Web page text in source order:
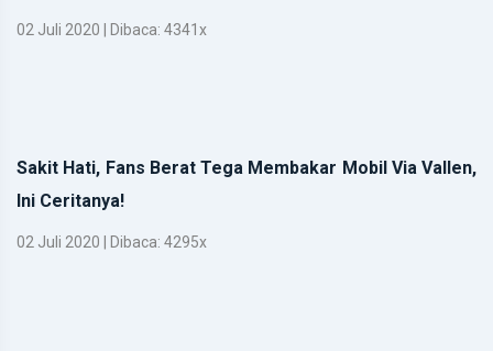
02 Juli 2020 | Dibaca: 4341x
Sakit Hati, Fans Berat Tega Membakar Mobil Via Vallen,
Ini Ceritanya!
02 Juli 2020 | Dibaca: 4295x